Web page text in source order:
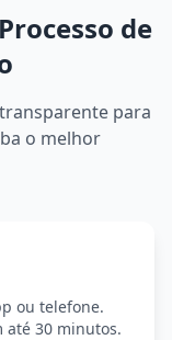
de
para
o melhor
ou telefone.
até 30 minutos.